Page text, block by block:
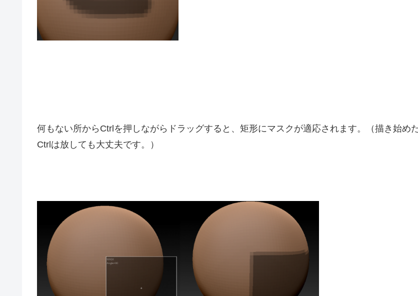
何もない所からCtrlを押しながらドラッグすると、矩形にマスクが適応されます。（描き始め
Ctrlは放しても大丈夫です。）